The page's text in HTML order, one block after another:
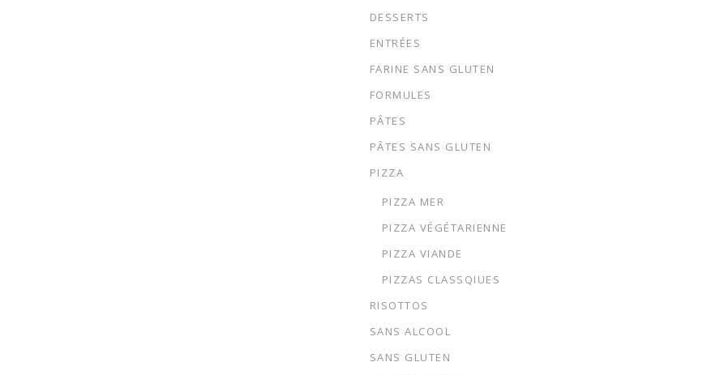
DESSERTS
ENTRÉES
FARINE SANS GLUTEN
FORMULES
PÂTES
PÂTES SANS GLUTEN
PIZZA
PIZZA MER
PIZZA VÉGÉTARIENNE
PIZZA VIANDE
PIZZAS CLASSQIUES
RISOTTOS
SANS ALCOOL
SANS GLUTEN